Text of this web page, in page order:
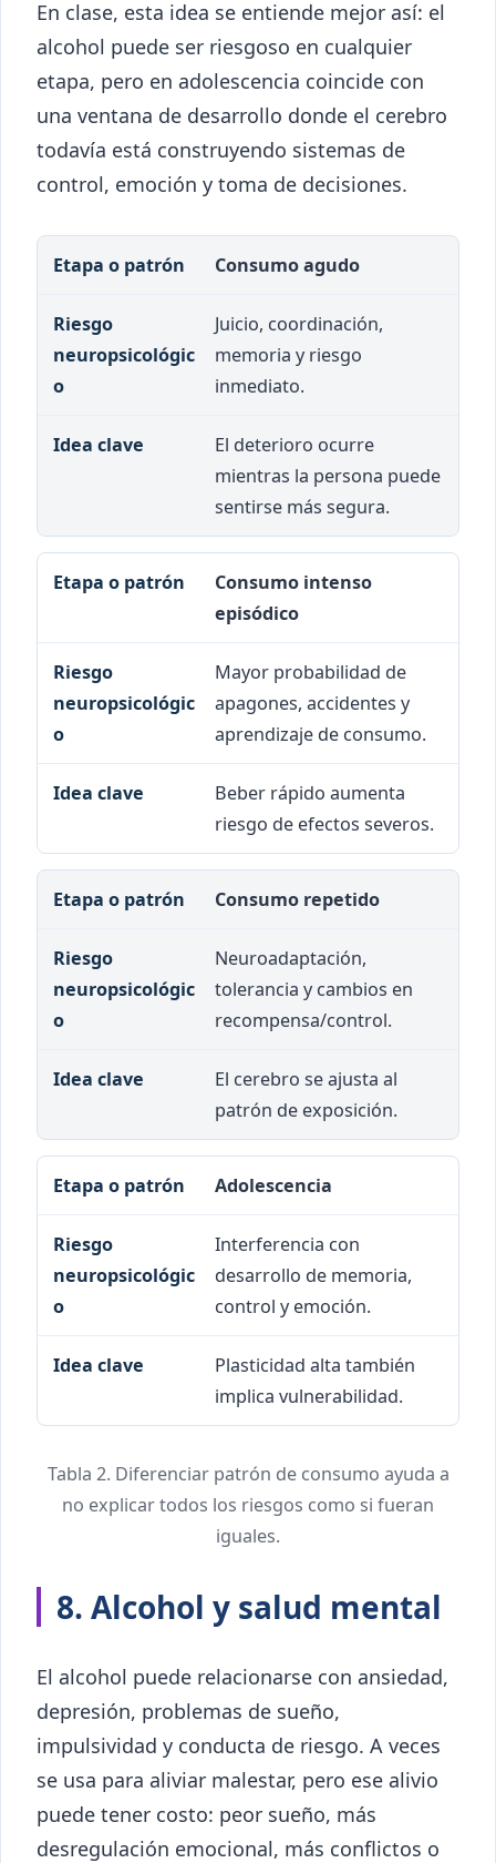
En clase, esta idea se entiende mejor así: el
alcohol puede ser riesgoso en cualquier
etapa, pero en adolescencia coincide con
una ventana de desarrollo donde el cerebro
todavía está construyendo sistemas de
control, emoción y toma de decisiones.
Etapa o patrón Riesgo neuropsicológico
Consumo agudo
Juicio, coordinación,
memoria y riesgo
inmediato.
El deterioro ocurre
mientras la persona puede
sentirse más segura.
Consumo intenso
episódico
Mayor probabilidad de
apagones, accidentes y
aprendizaje de consumo.
Beber rápido aumenta
riesgo de efectos severos.
Consumo repetido
Neuroadaptación,
tolerancia y cambios en
recompensa/control.
El cerebro se ajusta al
patrón de exposición.
Adolescencia
Interferencia con
desarrollo de memoria,
control y emoción.
Plasticidad alta también
implica vulnerabilidad.
Tabla 2. Diferenciar patrón de consumo ayuda a
no explicar todos los riesgos como si fueran
iguales.
8. Alcohol y salud mental
El alcohol puede relacionarse con ansiedad,
depresión, problemas de sueño,
impulsividad y conducta de riesgo. A veces
se usa para aliviar malestar, pero ese alivio
puede tener costo: peor sueño, más
desregulación emocional, más conflictos o